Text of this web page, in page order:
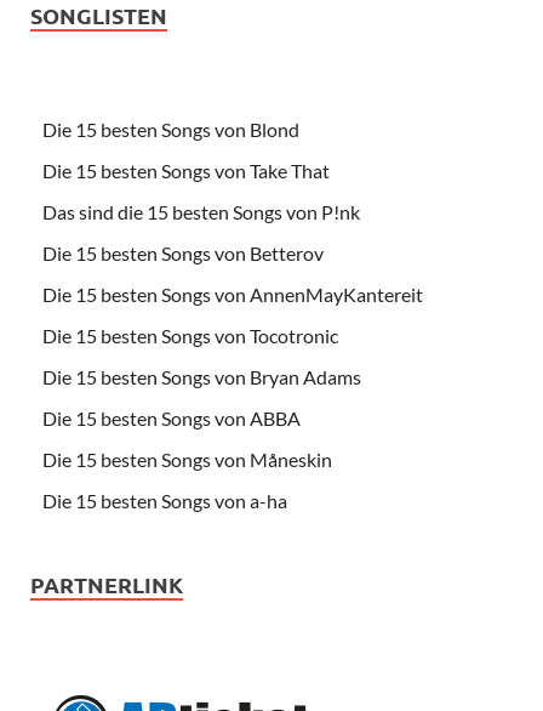
SONGLISTEN
Die 15 besten Songs von Blond
Die 15 besten Songs von Take That
Das sind die 15 besten Songs von P!nk
Die 15 besten Songs von Betterov
Die 15 besten Songs von AnnenMayKantereit
Die 15 besten Songs von Tocotronic
Die 15 besten Songs von Bryan Adams
Die 15 besten Songs von ABBA
Die 15 besten Songs von Måneskin
Die 15 besten Songs von a-ha
PARTNERLINK